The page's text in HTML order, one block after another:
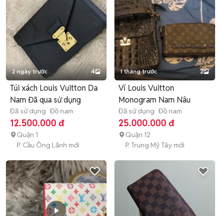
2 ngày trước 4
Túi xách Louis Vuitton Da
Nam Đã qua sử dụng
Đã sử dụng Đồ nam
12.500.000 đ
Quận 1
P. Cầu Ông Lãnh mới
1 tháng trước 2
Ví Louis Vuitton
Monogram Nam Nâu
Đã sử dụng Đồ nam
25.000.000 đ
Quận 12
P. Trung Mỹ Tây mới